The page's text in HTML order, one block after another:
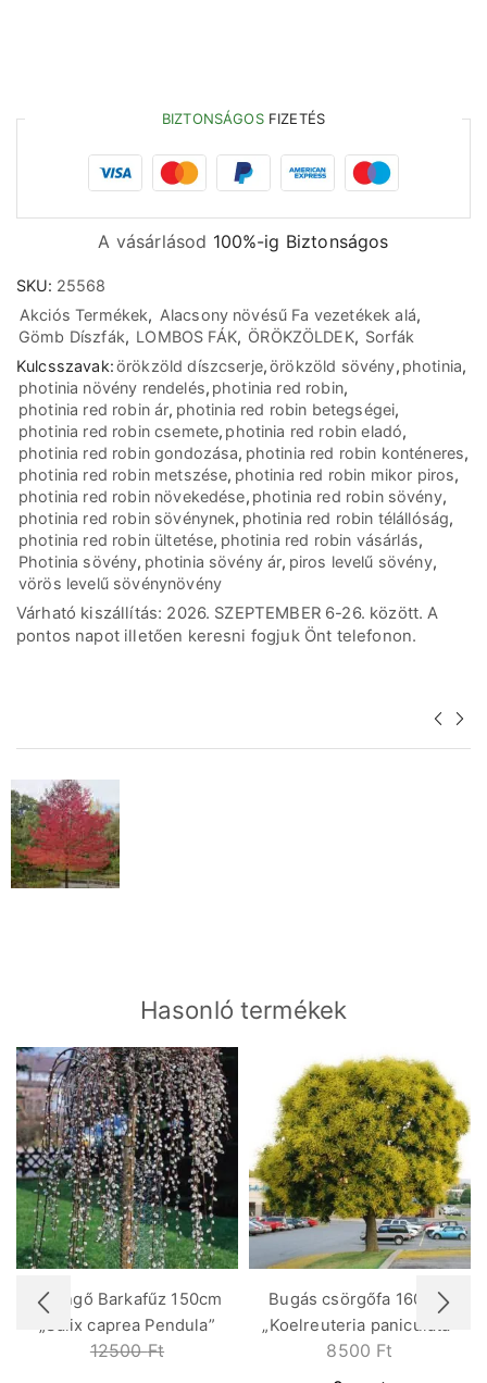
BIZTONSÁGOSFIZETÉS
A vásárlásod 100%-ig Biztonságos
SKU: 25568
Akciós Termékek, Alacsony növésű Fa vezetékek alá,
Gömb Díszfák, LOMBOS FÁK, ÖRÖKZÖLDEK, Sorfák
Kulcsszavak:örökzöld díszcserje,örökzöld sövény, photinia,
photinia növény rendelés, photinia red robin,
photinia red robin ár, photinia red robin betegségei,
photinia red robin csemete, photinia red robin eladó,
photinia red robin gondozása, photinia red robin konténeres,
photinia red robin metszése, photinia red robin mikor piros,
photinia red robin növekedése, photinia red robin sövény,
photinia red robin sövénynek, photinia red robin télállóság,
photinia red robin ültetése, photinia red robin vásárlás,
Photinia sövény, photinia sövény ár, piros levelű sövény,
vörös levelű sövénynövény
Várható kiszállítás: 2026. SZEPTEMBER 6-26. között. A
pontos napot illetően keresni fogjuk Önt telefonon.
Hasonló termékek
Csüngő Barkafűz 150cm
„Salix caprea Pendula”
12500Ft
Bugás csörgőfa 160 cm
„Koelreuteria paniculata”
8500 Ft